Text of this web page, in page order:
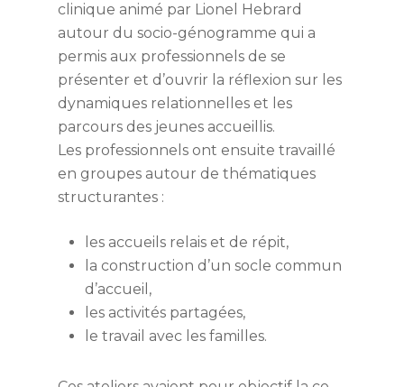
clinique animé par Lionel Hebrard
autour du socio-génogramme qui a
permis aux professionnels de se
présenter et d’ouvrir la réflexion sur les
dynamiques relationnelles et les
parcours des jeunes accueillis.
Les professionnels ont ensuite travaillé
en groupes autour de thématiques
structurantes :
les accueils relais et de répit,
la construction d’un socle commun
d’accueil,
les activités partagées,
le travail avec les familles.